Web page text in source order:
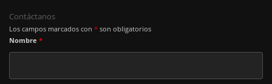
Contáctanos
Los campos marcados con * son obligatorios
Nombre *